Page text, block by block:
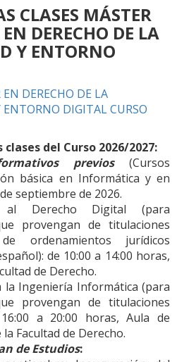
CLASES MÁSTER
DERECHO DE LA
Y ENTORNO
DERECHO DE LA
ENTORNO DIGITAL CURSO
del Curso 2026/2027:
previos(Cursos
básica en Informática y en
septiembre de 2026.
al Derecho Digital (para
provengan de titulaciones
ordenamientos jurídicos
de 10:00 a 14:00 horas,
de Derecho.
la Ingeniería Informática (para
provengan de titulaciones
a 20:00 horas, Aula de
Facultad de Derecho.
de Estudios: